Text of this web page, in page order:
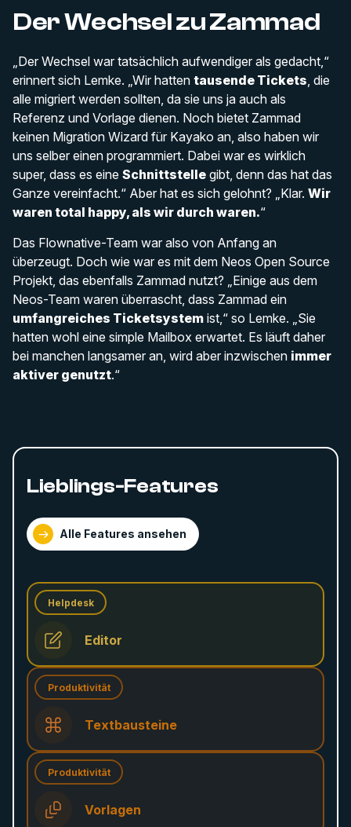
Der Wechsel zu Zammad
„Der Wechsel war tatsächlich aufwendiger als gedacht,“
erinnert sich Lemke. „Wir hatten tausende Tickets, die
alle migriert werden sollten, da sie uns ja auch als
Referenz und Vorlage dienen. Noch bietet Zammad
keinen Migration Wizard für Kayako an, also haben wir
uns selber einen programmiert. Dabei war es wirklich
super, dass es eine Schnittstelle gibt, denn das hat das
Ganze vereinfacht.“ Aber hat es sich gelohnt? „Klar. Wir
waren total happy, als wir durch waren.“
Das Flownative-Team war also von Anfang an
überzeugt. Doch wie war es mit dem Neos Open Source
Projekt, das ebenfalls Zammad nutzt? „Einige aus dem
Neos-Team waren überrascht, dass Zammad ein
umfangreiches Ticketsystem ist,“ so Lemke. „Sie
hatten wohl eine simple Mailbox erwartet. Es läuft daher
bei manchen langsamer an, wird aber inzwischen immer
aktiver genutzt.“
Lieblings-Features
Alle Features ansehen
Helpdesk
Editor
Produktivität
Textbausteine
Produktivität
Vorlagen